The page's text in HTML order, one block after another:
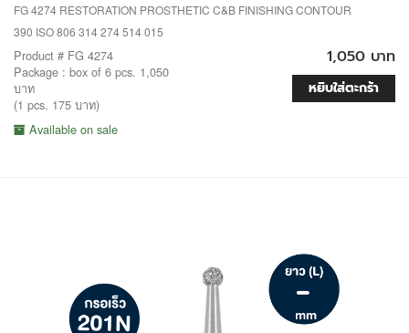
FG 4274 RESTORATION PROSTHETIC C&B FINISHING CONTOUR
390 ISO 806 314 274 514 015
Product # FG 4274
Package : box of 6 pcs. 1,050
บาท
(1 pcs. 175 บาท)
Available on sale
1,050 บาท
หยิบใส่ตะกร้า